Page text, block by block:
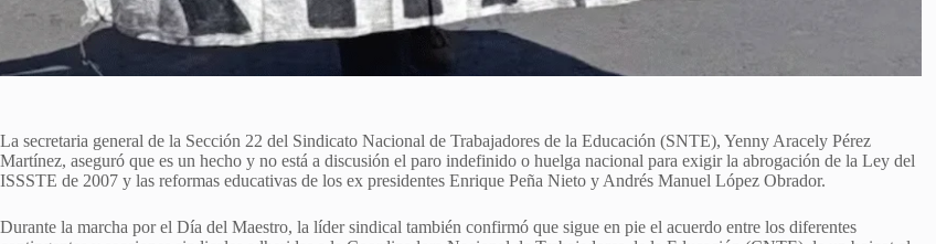
La secretaria general de la Sección 22 del Sindicato Nacional de Trabajadores de la Educación (SNTE), Yenny Aracely Pérez
Martínez, aseguró que es un hecho y no está a discusión el paro indefinido o huelga nacional para exigir la abrogación de la Ley del
ISSSTE de 2007 y las reformas educativas de los ex presidentes Enrique Peña Nieto y Andrés Manuel López Obrador.
Durante la marcha por el Día del Maestro, la líder sindical también confirmó que sigue en pie el acuerdo entre los diferentes